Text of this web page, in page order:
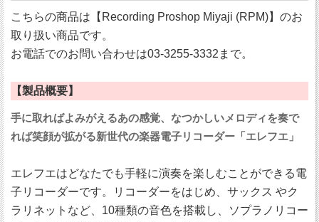
こちらの商品は【Recording Proshop Miyaji (RPM)】のお
取り扱い商品です。
お電話でのお問い合わせは03-3255-3332まで。
【製品概要】
手に取ればよみがえるあの感覚、なつかしいメロディを奏で
れば笑顔が拡がる新世代の楽器電子リコーダー「エレフエ」
エレフエはどなたでも手軽に演奏を楽しむことができる電
子リコーダーです。リコーダーをはじめ、サックス やク
ラリネットなど、10種類の音色を搭載し、ソプラノリコー